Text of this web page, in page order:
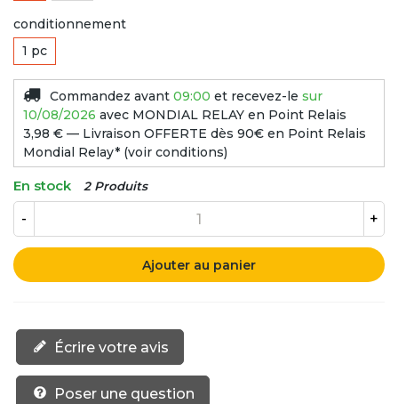
conditionnement
1 pc
Commandez avant 09:00 et recevez-le sur
10/08/2026 avec MONDIAL RELAY en Point Relais
3,98 € — Livraison OFFERTE dès 90€ en Point Relais
Mondial Relay* (voir conditions)
En stock 2 Produits
- +
Ajouter au panier
Écrire votre avis
Poser une question